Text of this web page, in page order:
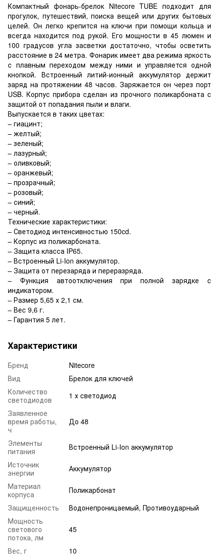
Компактный фонарь-брелок Nitecore TUBE подходит для
прогулок, путешествий, поиска вещей или других бытовых
целей. Он легко крепится на ключи при помощи кольца и
всегда находится под рукой. Его мощности в 45 люмен и
100 градусов угла засветки достаточно, чтобы осветить
расстояние в 24 метра. Фонарик имеет два режима яркость
с плавным переходом между ними и управляется одной
кнопкой. Встроенный литий-ионный аккумулятор держит
заряд на протяжении 48 часов. Заряжается он через порт
USB. Корпус прибора сделан из прочного поликарбоната с
защитой от попадания пыли и влаги.
Выпускается в таких цветах:
– гиацинт;
– желтый;
– зеленый;
– лазурный;
– оливковый;
– оранжевый;
– прозрачный;
– розовый;
– синий;
– черный.
Технические характеристики:
– Светодиод интенсивностью 150cd.
– Корпус из поликарбоната.
– Защита класса IP65.
– Встроенный Li-Ion аккумулятор.
– Защита от перезаряда и переразряда.
– Функция автоотключения при полной зарядке с
индикатором.
– Размер 5,65 х 2,1 см.
– Вес 9,6 г.
– Гарантия 5 лет.
Характеристики
Бренд
Nitecore
Вид
Брелок для ключей
Количество
светодиодов
1 х светодиод
Заявленное
время работы,
ч
До 48
Элементы
питания
Встроенный Li-Ion аккумулятор
Источник
энергии
Аккумулятор
Материал
корпуса
Поликарбонат
Защищенность
Водонепроницаемый, Противоударный
Мощность
светового
потока, лм
45
Вес, г
10